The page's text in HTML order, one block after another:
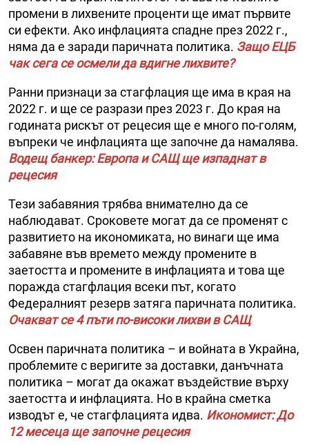
промени в лихвените проценти ще имат първите
си ефекти. Ако инфлацията спадне през 2022 г.,
няма да е заради паричната политика. Защо ЕЦБ
чак сега се осмели да вдигне лихвите?
Ранни признаци за стагфлация ще има в края на
2022 г. и ще се разрази през 2023 г. До края на
годината рискът от рецесия ще е много по-голям,
въпреки че инфлацията ще започне да намалява.
Водещ банкер: Европа и САЩ ще изпаднат в
рецесия
Тези забавяния трябва внимателно да се
наблюдават. Сроковете могат да се променят с
развитието на икономиката, но винаги ще има
забавяне във времето между промените в
заетостта и промените в инфлацията и това ще
поражда стагфлация всеки път, когато
Федералният резерв затяга паричната политика.
Очакват се 4 пъти по-високи лихви в САЩ
Освен паричната политика – и войната в Украйна,
проблемите с веригите за доставки, данъчната
политика – могат да окажат въздействие върху
заетостта и инфлацията. Но в крайна сметка
изводът е, че стагфлацията идва. Икономист: До
12 месеца ще започне рецесия